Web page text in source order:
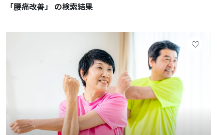
「腰痛改善」 の検索結果